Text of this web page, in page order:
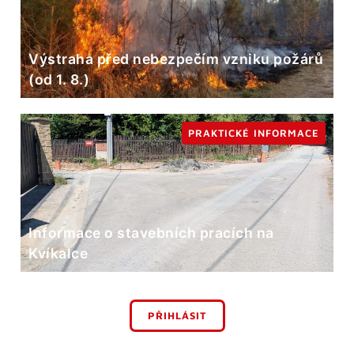
Výstraha před nebezpečím vzniku požárů
(od 1. 8.)
Informace o stavebních pracích na
Kvíkalce
PRAKTICKÉ INFORMACE
PŘIHLÁSIT